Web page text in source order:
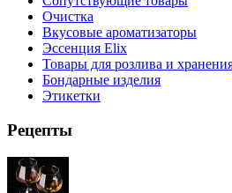
Очистка
Вкусовые ароматизаторы
Эссенция Elix
Товары для розлива и
Бондарные изделия
Этикетки
Рецепты